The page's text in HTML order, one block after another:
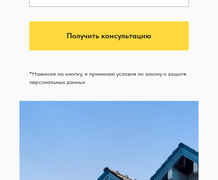
Получить консультацию
*Нажимая на кнопку, я принимаю условия по закону о защите
персональных данных